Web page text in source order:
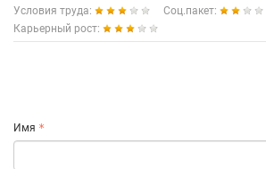
Условия труда:
Соц.пакет:
Карьерный рост:
Имя